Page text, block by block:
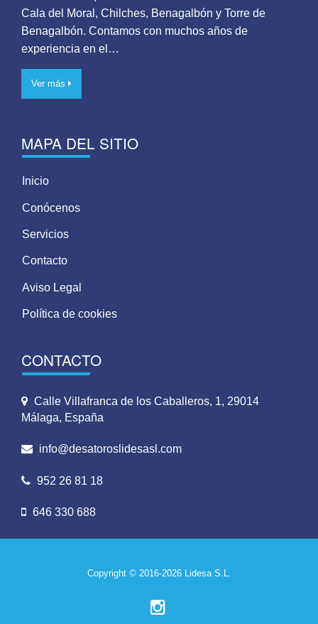
Cala del Moral, Chilches, Benagalbón y Torre de
Benagalbón. Contamos con muchos años de
experiencia en el…
Ver más
MAPA DEL SITIO
Inicio
Conócenos
Servicios
Contacto
Aviso Legal
Política de cookies
CONTACTO
Calle Villafranca de los Caballeros, 1, 29014
Málaga, España
info@desatoroslidesasl.com
952 26 81 18
646 330 688
Copyright © 2016-2026 Lidesa S.L.